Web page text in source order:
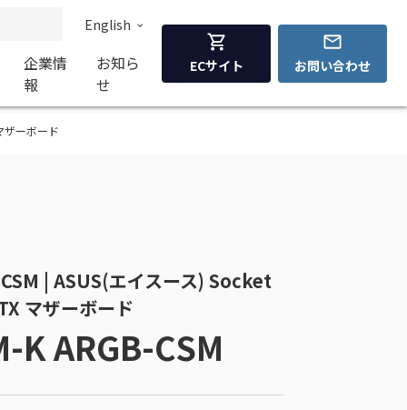
English
企業情
報
お知ら
せ
ECサイト お問い合わせ
ザーボード
| ASUS(エイスース) Socket
マザーボード
K ARGB-CSM